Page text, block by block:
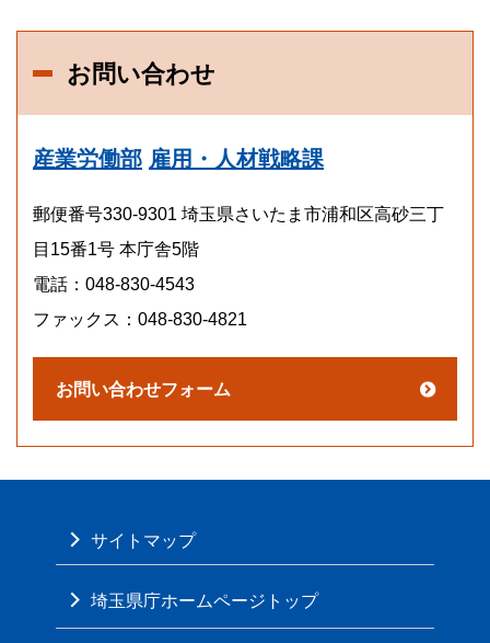
お問い合わせ
産業労働部 雇用・人材戦略課
郵便番号330-9301 埼玉県さいたま市浦和区高砂三丁
目15番1号 本庁舎5階
電話：048-830-4543
ファックス：048-830-4821
サイトマップ
埼玉県庁ホームページトップ